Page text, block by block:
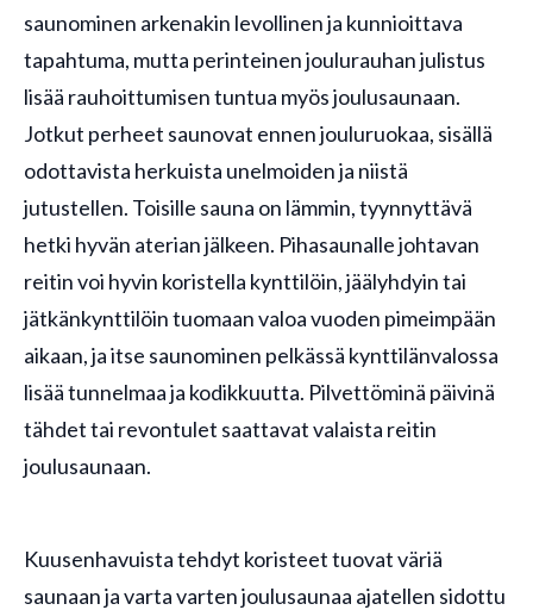
saunominen arkenakin levollinen ja kunnioittava
tapahtuma, mutta perinteinen joulurauhan julistus
lisää rauhoittumisen tuntua myös joulusaunaan.
Jotkut perheet saunovat ennen jouluruokaa, sisällä
odottavista herkuista unelmoiden ja niistä
jutustellen. Toisille sauna on lämmin, tyynnyttävä
hetki hyvän aterian jälkeen. Pihasaunalle johtavan
reitin voi hyvin koristella kynttilöin, jäälyhdyin tai
jätkänkynttilöin tuomaan valoa vuoden pimeimpään
aikaan, ja itse saunominen pelkässä kynttilänvalossa
lisää tunnelmaa ja kodikkuutta. Pilvettöminä päivinä
tähdet tai revontulet saattavat valaista reitin
joulusaunaan.
Kuusenhavuista tehdyt koristeet tuovat väriä
saunaan ja varta varten joulusaunaa ajatellen sidottu